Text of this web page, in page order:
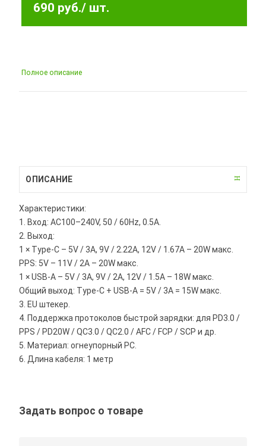
690 руб./ шт.
Полное описание
ОПИСАНИЕ
Характеристики:
1. Вход: AC100–240V, 50 / 60Hz, 0.5A.
2. Выход:
1 × Type-C – 5V / 3A, 9V / 2.22A, 12V / 1.67A – 20W макс.
PPS: 5V – 11V / 2A – 20W макс.
1 × USB-A – 5V / 3A, 9V / 2A, 12V / 1.5A – 18W макс.
Общий выход: Type-C + USB-A = 5V / 3A = 15W макс.
3. EU штекер.
4. Поддержка протоколов быстрой зарядки: для PD3.0 /
PPS / PD20W / QC3.0 / QC2.0 / AFC / FCP / SCP и др.
5. Материал: огнеупорный PC.
6. Длина кабеля: 1 метр
Задать вопрос о товаре